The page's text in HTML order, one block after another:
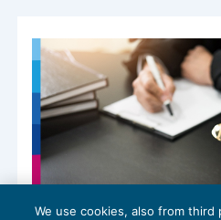
We use cookies, also from third